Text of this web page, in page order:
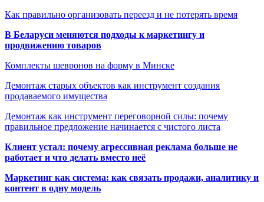
Как правильно организовать переезд и не потерять время
В Беларуси меняются подходы к маркетингу и
продвижению товаров
Комплекты шевронов на форму в Минске
Демонтаж старых объектов как инструмент создания
продаваемого имущества
Демонтаж как инструмент переговорной силы: почему
правильное предложение начинается с чистого листа
Клиент устал: почему агрессивная реклама больше не
работает и что делать вместо неё
Маркетинг как система: как связать продажи, аналитику и
контент в одну модель